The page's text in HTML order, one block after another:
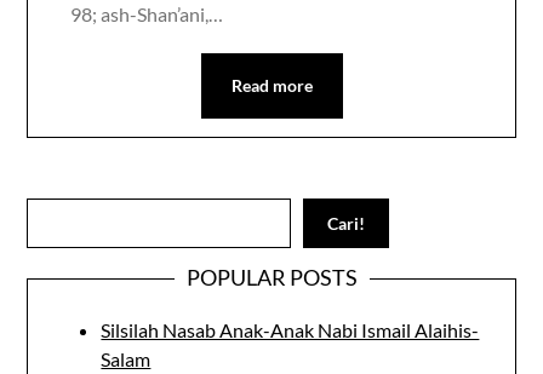
98; ash-Shan’ani,…
Read more
Cari!
POPULAR POSTS
Silsilah Nasab Anak-Anak Nabi Ismail Alaihis-
Salam